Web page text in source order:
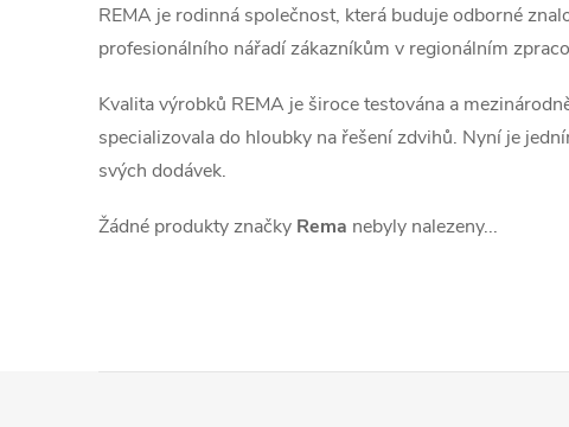
REMA je rodinná společnost, která buduje odborné
profesionálního nářadí zákazníkům v regionálním
Kvalita výrobků REMA je široce testována a
specializovala do hloubky na řešení zdvihů. Nyní je
svých dodávek.
Žádné produkty značky Rema nebyly nalezeny...